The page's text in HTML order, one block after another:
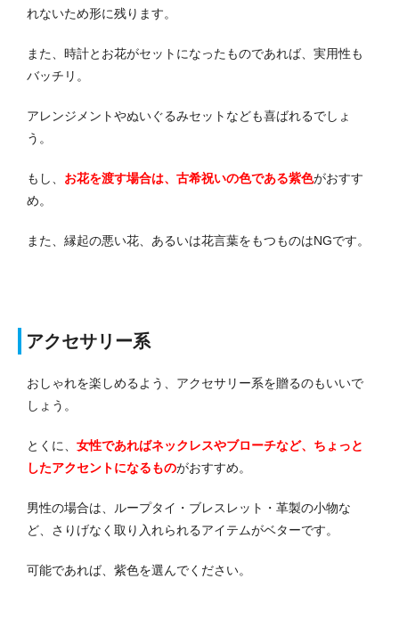
れないため形に残ります。
また、時計とお花がセットになったものであれば、実用性も
バッチリ。
アレンジメントやぬいぐるみセットなども喜ばれるでしょ
う。
もし、 お花を渡す場合は、古希祝いの色である紫色がおすす
め。
また、縁起の悪い花、あるいは花言葉をもつものはNGです。
アクセサリー系
おしゃれを楽しめるよう、アクセサリー系を贈るのもいいで
しょう。
とくに、 女性であればネックレスやブローチなど、ちょっと
したアクセントになるものがおすすめ。
男性の場合は、ループタイ・ブレスレット・革製の小物な
ど、さりげなく取り入れられるアイテムがベターです。
可能であれば、紫色を選んでください。